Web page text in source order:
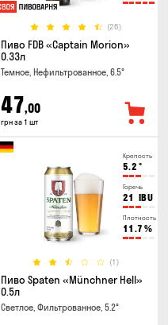
(26)
Пиво FDB «Captain Morion»
0.33л
Темное, Нефильтрованное, 6.5°
47,00
грн за 1 шт
Крепость
5.2 °
Горечь
21 IBU
Плотность
11.7 %
(1)
Пиво Spaten «Münchner Hell»
0.5л
Светлое, Фильтрованное, 5.2°